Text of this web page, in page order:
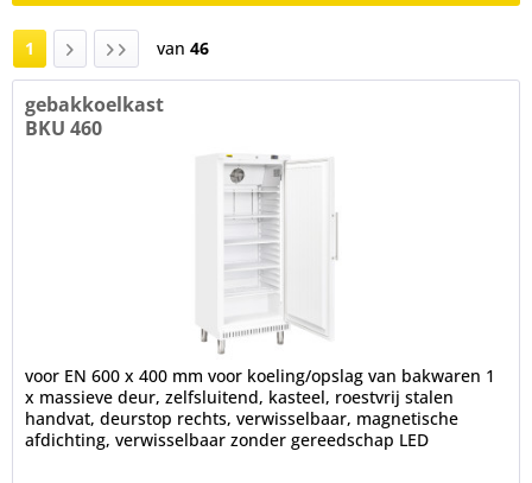
1 van 46
gebakkoelkast
BKU 460
voor EN 600 x 400 mm voor koeling/opslag van bakwaren 1
x massieve deur, zelfsluitend, kasteel, roestvrij stalen
handvat, deurstop rechts, verwisselbaar, magnetische
afdichting, verwisselbaar zonder gereedschap LED